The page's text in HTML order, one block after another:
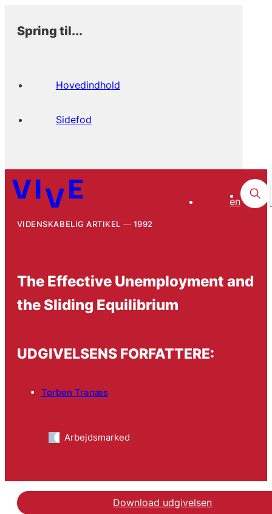
Spring til...
Hovedindhold
Sidefod
en
VIDENSKABELIG ARTIKEL 1992
The Effective Unemployment and
the Sliding Equilibrium
UDGIVELSENS FORFATTERE:
Torben Tranæs
Arbejdsmarked
Download udgivelsen